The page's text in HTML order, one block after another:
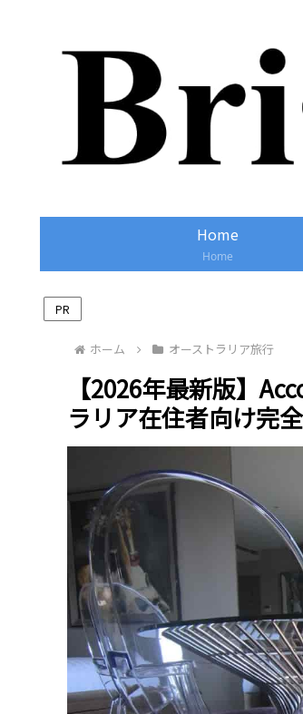
Home
Home
PR
ホーム オーストラリア旅行
【2026年最新版】
ラリア在住者向け完